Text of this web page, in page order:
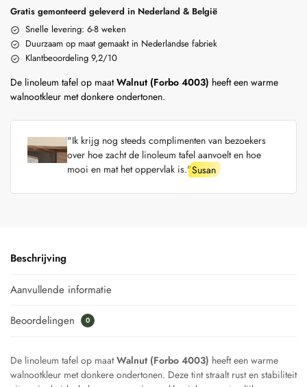
Gratis gemonteerd geleverd in Nederland & België
Snelle levering: 6-8 weken
Duurzaam op maat gemaakt in Nederlandse fabriek
Klantbeoordeling 9,2/10
De linoleum tafel op maatWalnut (Forbo 4003) heeft een warme
walnootkleur met donkere ondertonen.
"Ik krijg nog steeds complimenten van bezoekers
over hoe zacht de linoleum tafel aanvoelt en hoe
mooi en mat het oppervlak is."Susan
Beschrijving
Aanvullende informatie
Beoordelingen 0
De linoleum tafel op maatWalnut (Forbo 4003) heeft een warme
walnootkleur met donkere ondertonen. Deze tint straalt rust en stabiliteit